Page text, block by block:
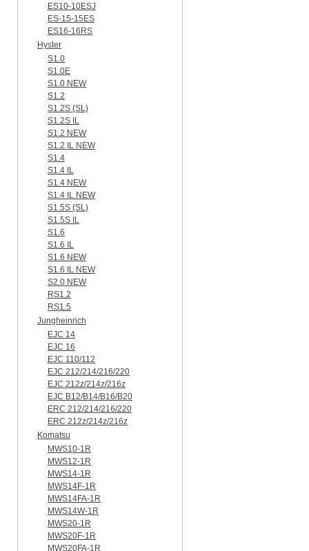
ES10-10ESJ
ES-15-15ES
ES16-16RS
Hyster
S1.0
S1.0E
S1.0 NEW
S1.2
S1.2S (SL)
S1.2S IL
S1.2 NEW
S1.2 IL NEW
S1.4
S1.4 IL
S1.4 NEW
S1.4 IL NEW
S1.5S (SL)
S1.5S IL
S1.6
S1.6 IL
S1.6 NEW
S1.6 IL NEW
S2.0 NEW
RS1.2
RS1.5
Jungheinrich
EJC 14
EJC 16
EJC 110/112
EJC 212/214/216/220
EJC 212z/214z/216z
EJC B12/B14/B16/B20
ERC 212/214/216/220
ERC 212z/214z/216z
Komatsu
MWS10-1R
MWS12-1R
MWS14-1R
MWS14F-1R
MWS14FA-1R
MWS14W-1R
MWS20-1R
MWS20F-1R
MWS20FA-1R